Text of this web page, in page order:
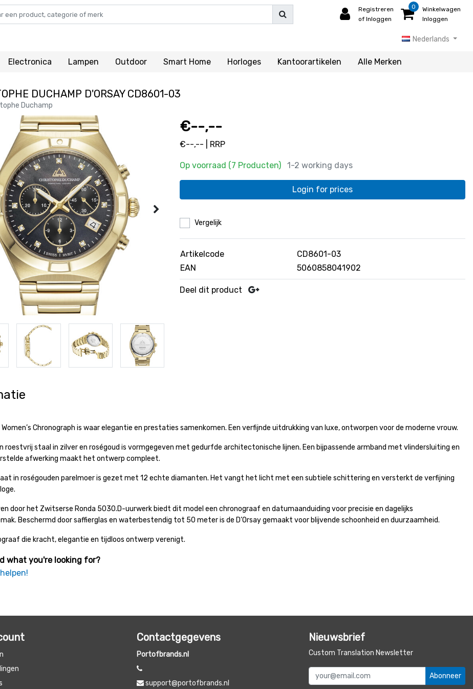
Registreren
of Inloggen
0
Winkelwagen
Inloggen
Nederlands
Electronica Lampen Outdoor Smart Home Horloges Kantoorartikelen Alle Merken
DUCHAMP D'ORSAY CD8601-03
Duchamp
€--,--
€--,-- | RRP
Op voorraad (7 Producten) 1-2 working days
Login for prices
Vergelijk
Artikelcode
CD8601-03
EAN
5060858041902
Deel dit product
Women’s Chronograph is waar elegantie en prestaties samenkomen. Een verfijnde uitdrukking van luxe, ontworpen voor de moderne vrouw.
roestvrij staal in zilver en roségoud is vormgegeven met gedurfde architectonische lijnen. Een bijpassende armband met vlindersluiting en
afwerking maakt het ontwerp compleet.
in roségouden parelmoer is gezet met 12 echte diamanten. Het vangt het licht met een subtiele schittering en versterkt de verfijning
door het Zwitserse Ronda 5030.D-uurwerk biedt dit model een chronograaf en datumaanduiding voor precisie en dagelijks
Beschermd door saffierglas en waterbestendig tot 50 meter is de D’Orsay gemaakt voor blijvende schoonheid en duurzaamheid.
die kracht, elegantie en tijdloos ontwerp verenigt.
what you're looking for?
Contactgegevens
Portofbrands.nl
support@portofbrands.nl
Nieuwsbrief
Custom Translation Newsletter
Abonneer